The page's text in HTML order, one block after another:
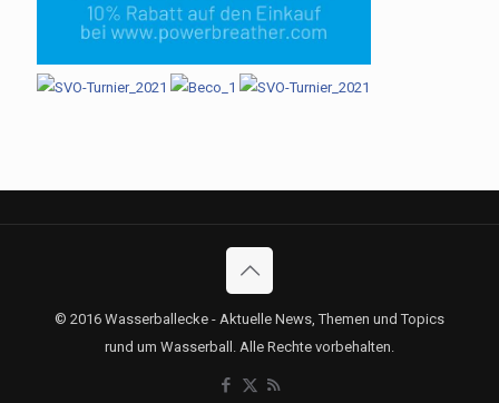
© 2016 Wasserballecke - Aktuelle News, Themen und Topics
rund um Wasserball. Alle Rechte vorbehalten.